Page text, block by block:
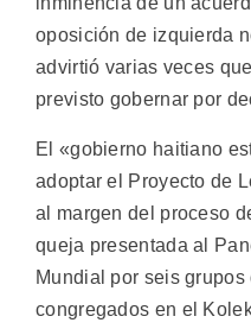
oposición de izquierda
advirtió varias veces
previsto gobernar por
El «gobierno haitiano
adoptar el Proyecto de
al margen del proceso
queja presentada al
Mundial por seis grupos
congregados en el